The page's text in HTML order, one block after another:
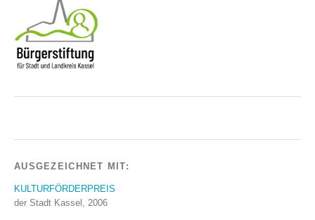
AUSGEZEICHNET MIT:
KULTURFÖRDERPREIS
der Stadt Kassel, 2006